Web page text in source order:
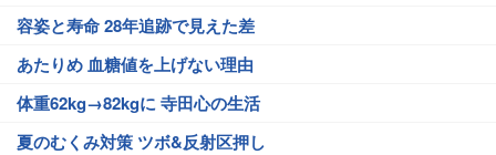
容姿と寿命 28年追跡で見えた差
あたりめ 血糖値を上げない理由
体重62kg→82kgに 寺田心の生活
夏のむくみ対策 ツボ&反射区押し